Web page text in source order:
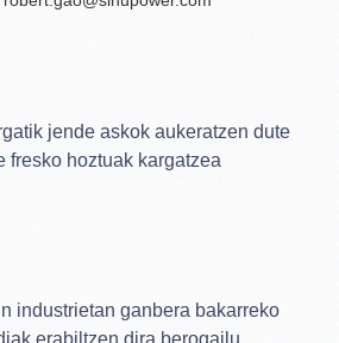
jende askok aukeratzen dute
fresko hoztuak kargatzea
industrietan ganbera bakarreko